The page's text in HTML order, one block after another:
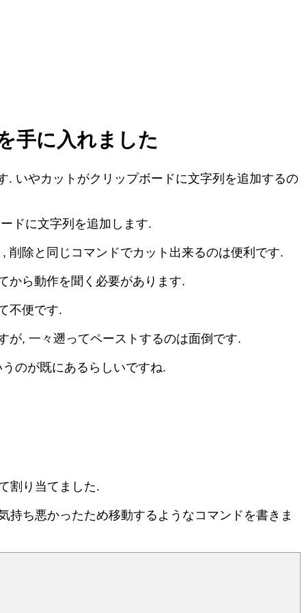
手に入れました
いやカットがクリップボードに文字列を追加するの
ドに文字列を追加します.
削除と同じコマンドでカット出来るのは便利です.
から動作を聞く必要があります.
不便です.
が, 一々遡ってペーストするのは面倒です.
のが既にあるらしいですね.
割り当てました.
ち悪かったため移動するようなコマンドを書きま